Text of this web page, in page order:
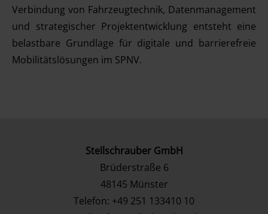
Verbindung von Fahrzeugtechnik, Datenmanagement
und strategischer Projektentwicklung entsteht eine
belastbare Grundlage für digitale und barrierefreie
Mobilitätslösungen im SPNV.
Stellschrauber GmbH
Brüderstraße 6
48145 Münster
Telefon: +49 251 133410 10